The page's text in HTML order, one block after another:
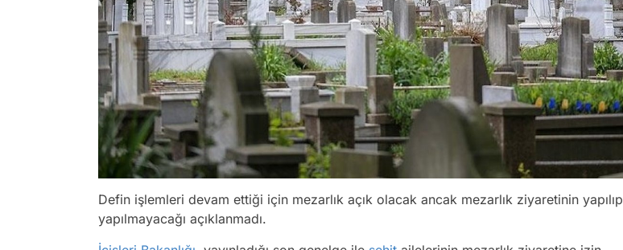
Defin işlemleri devam ettiği için mezarlık açık olacak ancak mezarlık ziyaretinin yapılıp
yapılmayacağı açıklanmadı.